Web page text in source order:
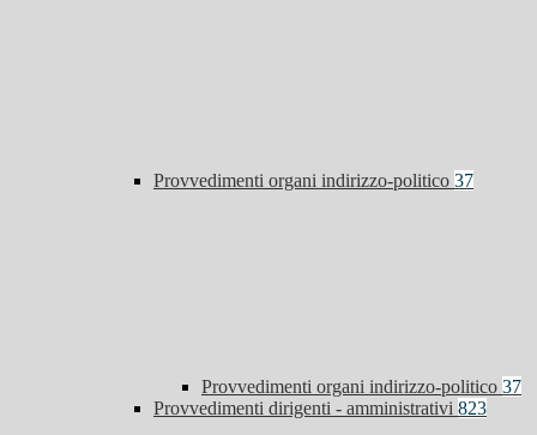
Provvedimenti organi indirizzo-politico 37
Provvedimenti organi indirizzo-politico 37
Provvedimenti dirigenti - amministrativi 823